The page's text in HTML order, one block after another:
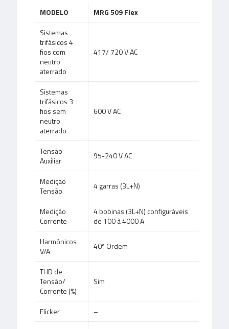
MODELO
MRG 509 Flex
Sistemas
trifásicos 4
fios com
neutro
aterrado
417/ 720 V AC
Sistemas
trifásicos 3
fios sem
neutro
aterrado
600 V AC
Tensão
Auxiliar
95-240 V AC
Medição
Tensão
4 garras (3L+N)
Medição
Corrente
4 bobinas (3L+N) configuráveis
de 100 à 4000 A
Harmônicos
V/A
40ª Ordem
THD de
Tensão/
Corrente (%)
Sim
Flicker
–